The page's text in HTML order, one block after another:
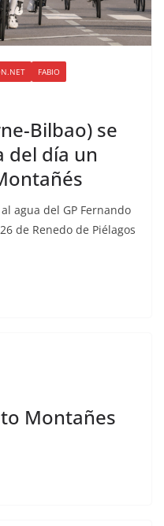
FABIO
Bilbao) se
del día un
agua del GP Fernando
de Renedo de Piélagos
Montañes